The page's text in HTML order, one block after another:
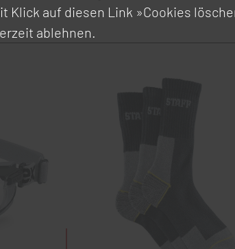
Klick auf diesen Link »Cookies
ablehnen.